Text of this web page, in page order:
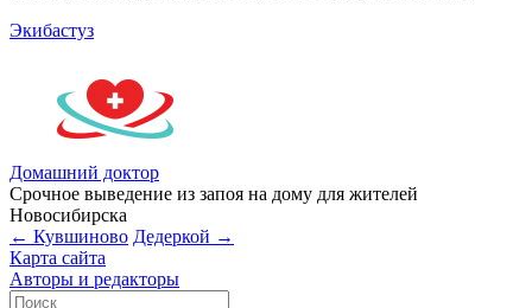
Экибастуз
Домашний доктор
Срочное выведение из запоя на дому для жителей
Новосибирска
← Кувшиново Дедеркой →
Карта сайта
Авторы и редакторы